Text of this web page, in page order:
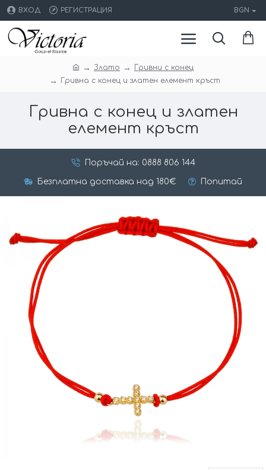
ВХОД РЕГИСТРАЦИЯ BGN
Злато
Гривни с конец
Гривна с конец и златен елемент кръст
Гривна с конец и златен
елемент кръст
Поръчай на: 0888 806 144
Безплатна доставка над 180€ Попитай